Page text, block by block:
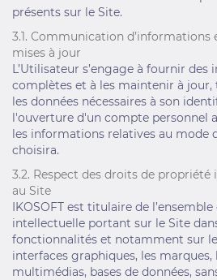
présents sur le Site.
3.1. Communication d’informations
mises à jour
L’Utilisateur s’engage à fournir
complètes et à les maintenir à
les données nécessaires à son
l'ouverture d'un compte personnel
les informations relatives au mode
choisira.
3.2. Respect des droits de
au Site
IKOSOFT est titulaire de
intellectuelle portant sur le Site
fonctionnalités et notamment sur
interfaces graphiques, les
multimédias, bases de données,